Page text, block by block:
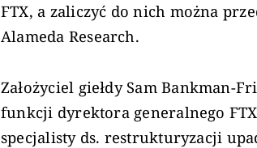
FTX, a zaliczyć do nich można
Alameda Research.
Założyciel giełdy Sam Bankman-
funkcji dyrektora generalnego
specjalisty ds. restrukturyzacji